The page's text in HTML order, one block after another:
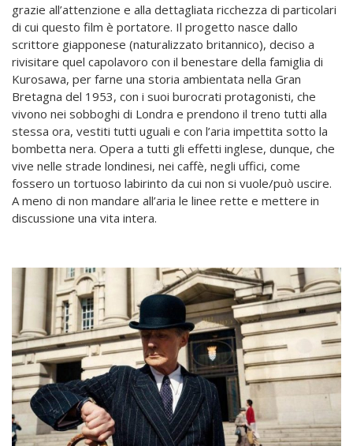
grazie all’attenzione e alla dettagliata ricchezza di particolari
di cui questo film è portatore. Il progetto nasce dallo
scrittore giapponese (naturalizzato britannico), deciso a
rivisitare quel capolavoro con il benestare della famiglia di
Kurosawa, per farne una storia ambientata nella Gran
Bretagna del 1953, con i suoi burocrati protagonisti, che
vivono nei sobboghi di Londra e prendono il treno tutti alla
stessa ora, vestiti tutti uguali e con l’aria impettita sotto la
bombetta nera. Opera a tutti gli effetti inglese, dunque, che
vive nelle strade londinesi, nei caffè, negli uffici, come
fossero un tortuoso labirinto da cui non si vuole/può uscire.
A meno di non mandare all’aria le linee rette e mettere in
discussione una vita intera.